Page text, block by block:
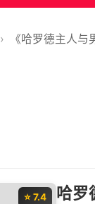
› 《哈罗德主人与
⭐ 7.4 哈罗